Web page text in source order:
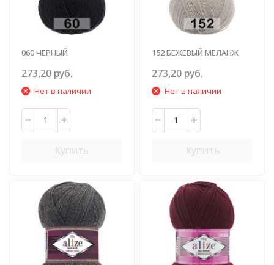
060 ЧЕРНЫЙ
273,20 руб.
Нет в наличии
Купить
152 БЕЖЕВЫЙ МЕЛАНЖ
273,20 руб.
Нет в наличии
Купить